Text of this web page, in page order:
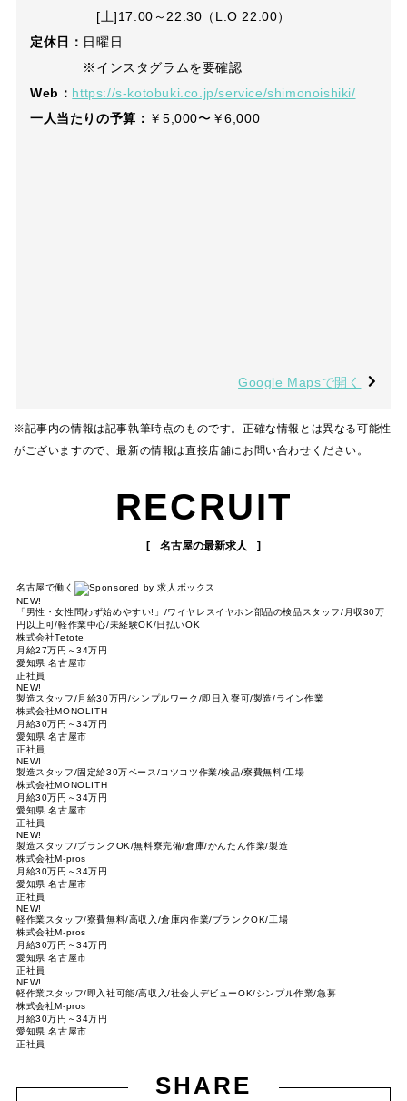
[土]17:00～22:30（L.O 22:00）
定休日： 日曜日
※インスタグラムを要確認
Web： https://s-kotobuki.co.jp/service/shimonoishiki/
一人当たりの予算： ￥5,000〜￥6,000
Google Mapsで開く
※記事内の情報は記事執筆時点のものです。正確な情報とは異なる可能性
がございますので、最新の情報は直接店舗にお問い合わせください。
RECRUIT
名古屋の最新求人
名古屋で働く
NEW!
「男性・女性問わず始めやすい!」/ワイヤレスイヤホン部品の検品スタッフ/月収30万
円以上可/軽作業中心/未経験OK/日払いOK
株式会社Tetote
月給27万円～34万円
愛知県 名古屋市
正社員
NEW!
製造スタッフ/月給30万円/シンプルワーク/即日入寮可/製造/ライン作業
株式会社MONOLITH
月給30万円～34万円
愛知県 名古屋市
正社員
NEW!
製造スタッフ/固定給30万ベース/コツコツ作業/検品/寮費無料/工場
株式会社MONOLITH
月給30万円～34万円
愛知県 名古屋市
正社員
NEW!
製造スタッフ/ブランクOK/無料寮完備/倉庫/かんたん作業/製造
株式会社M-pros
月給30万円～34万円
愛知県 名古屋市
正社員
NEW!
軽作業スタッフ/寮費無料/高収入/倉庫内作業/ブランクOK/工場
株式会社M-pros
月給30万円～34万円
愛知県 名古屋市
正社員
NEW!
軽作業スタッフ/即入社可能/高収入/社会人デビューOK/シンプル作業/急募
株式会社M-pros
月給30万円～34万円
愛知県 名古屋市
正社員
SHARE